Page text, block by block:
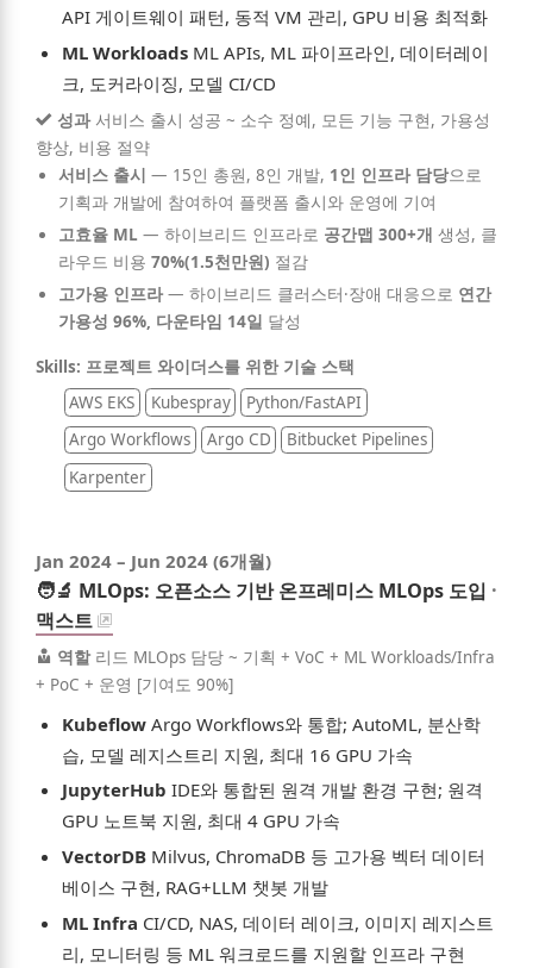
API 게이트웨이 패턴, 동적 VM 관리, GPU 비용 최적화
ML WorkloadsML APIs, ML 파이프라인, 데이터레이
크, 도커라이징, 모델 CI/CD
성과 서비스 출시 성공 ~ 소수 정예, 모든 기능 구현, 가용성
향상, 비용 절약
서비스 출시 — 15인 총원, 8인 개발, 1인 인프라 담당으로
기획과 개발에 참여하여 플랫폼 출시와 운영에 기여
고효율 ML— 하이브리드 인프라로 공간맵 300+개 생성, 클
라우드 비용 70%(1.5천만원) 절감
고가용 인프라— 하이브리드 클러스터·장애 대응으로 연간
가용성 96%, 다운타임 14일 달성
Skills: 프로젝트 와이더스를 위한 기술 스택
AWS EKS
Kubespray
Python/FastAPI
Argo Workflows
Argo CD
Bitbucket Pipelines
Karpenter
Jan 2024 – Jun 2024 (6개월)
🧑‍🔬 MLOps: 오픈소스 기반 온프레미스 MLOps 도입 ·
맥스트
역할 리드 MLOps 담당 ~ 기획 + VoC + ML Workloads/Infra
+ PoC + 운영 [기여도 90%]
KubeflowArgo Workflows와 통합; AutoML, 분산학
습, 모델 레지스트리 지원, 최대 16 GPU 가속
JupyterHub IDE와 통합된 원격 개발 환경 구현; 원격
GPU 노트북 지원, 최대 4 GPU 가속
VectorDBMilvus, ChromaDB 등 고가용 벡터 데이터
베이스 구현, RAG+LLM 챗봇 개발
ML Infra CI/CD, NAS, 데이터 레이크, 이미지 레지스트
리, 모니터링 등 ML 워크로드를 지원할 인프라 구현